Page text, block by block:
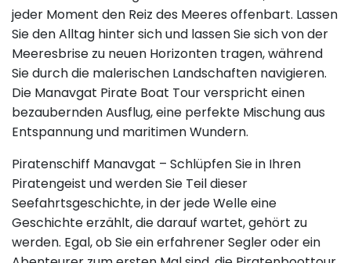
jeder Moment den Reiz des Meeres offenbart. Lassen
Sie den Alltag hinter sich und lassen Sie sich von der
Meeresbrise zu neuen Horizonten tragen, während
Sie durch die malerischen Landschaften navigieren.
Die Manavgat Pirate Boat Tour verspricht einen
bezaubernden Ausflug, eine perfekte Mischung aus
Entspannung und maritimen Wundern.
Piratenschiff Manavgat – Schlüpfen Sie in Ihren
Piratengeist und werden Sie Teil dieser
Seefahrtsgeschichte, in der jede Welle eine
Geschichte erzählt, die darauf wartet, gehört zu
werden. Egal, ob Sie ein erfahrener Segler oder ein